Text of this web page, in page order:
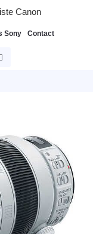
Canon
Sony Contact